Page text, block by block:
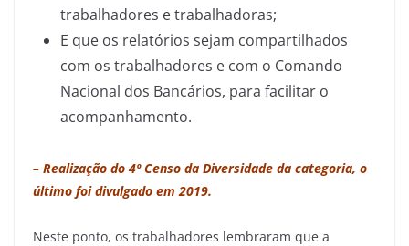
trabalhadores e trabalhadoras;
E que os relatórios sejam compartilhados
com os trabalhadores e com o Comando
Nacional dos Bancários, para facilitar o
acompanhamento.
– Realização do 4º Censo da Diversidade da categoria, o
último foi divulgado em 2019.
Neste ponto, os trabalhadores lembraram que a